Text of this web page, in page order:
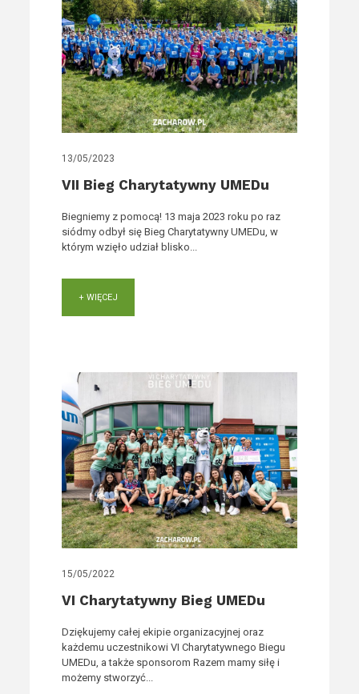
13/05/2023
VII Bieg Charytatywny UMEDu
Biegniemy z pomocą! 13 maja 2023 roku po raz
siódmy odbył się Bieg Charytatywny UMEDu, w
którym wzięło udział blisko...
+ WIĘCEJ
15/05/2022
VI Charytatywny Bieg UMEDu
Dziękujemy całej ekipie organizacyjnej oraz
każdemu uczestnikowi VI Charytatywnego Biegu
UMEDu, a także sponsorom Razem mamy siłę i
możemy stworzyć...